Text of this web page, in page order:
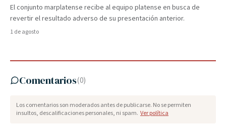
El conjunto marplatense recibe al equipo platense en busca de
revertir el resultado adverso de su presentación anterior.
1 de agosto
Comentarios(0)
Los comentarios son moderados antes de publicarse. No se permiten
insultos, descalificaciones personales, ni spam. Ver política